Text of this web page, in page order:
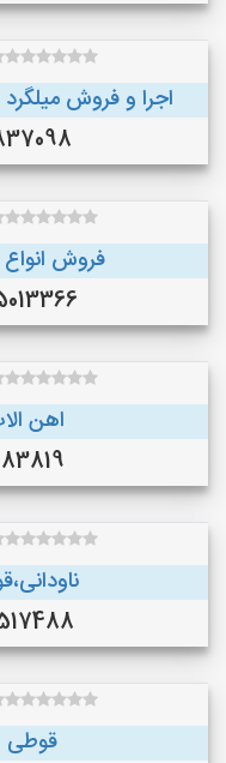
اجرا و فروش میلگرد
09111837098
فروش
اهن
قوطی و